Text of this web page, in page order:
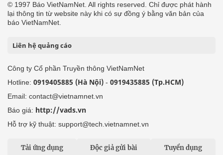
© 1997 Báo VietNamNet. All rights reserved. Chỉ được phát hành
lại thông tin từ website này khi có sự đồng ý bằng văn bản của
báo VietNamNet.
Liên hệ quảng cáo
Công ty Cổ phần Truyền thông VietNamNet
Hotline: 0919405885 (Hà Nội) - 0919435885 (Tp.HCM)
Email: contact@vietnamnet.vn
Báo giá: http://vads.vn
Hỗ trợ kỹ thuật: support@tech.vietnamnet.vn
Tải ứng dụng Độc giả gửi bài Tuyển dụng